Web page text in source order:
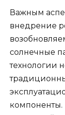
Важным
внедрение
солнечные
технологии